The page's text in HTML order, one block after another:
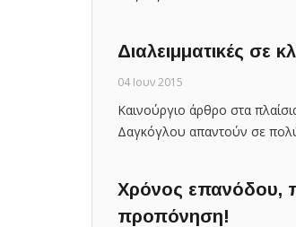
Διαλειμματικές σε
04 Ιουν 2015
Καινούργιο άρθρο στα
Δαγκόγλου απαντούν σε
Χρόνος επανόδου,
προπόνηση!